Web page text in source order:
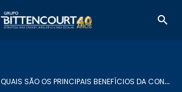
QUAIS SÃO OS PRINCIPAIS BENEFÍCIOS DA CONSULTORIA DE CAMPO?